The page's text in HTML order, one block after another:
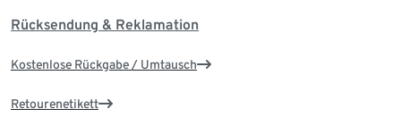
Rücksendung & Reklamation
Kostenlose Rückgabe / Umtausch
Retourenetikett